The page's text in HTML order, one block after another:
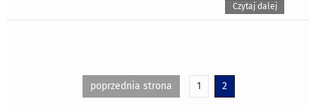
Czytaj dalej
poprzednia strona 1 2